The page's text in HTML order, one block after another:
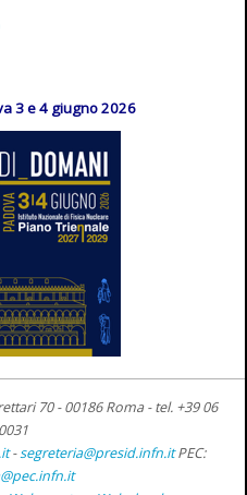
3 e 4 giugno 2026
70 - 00186 Roma -tel. +39 06
-segreteria@presid.infn.it PEC: